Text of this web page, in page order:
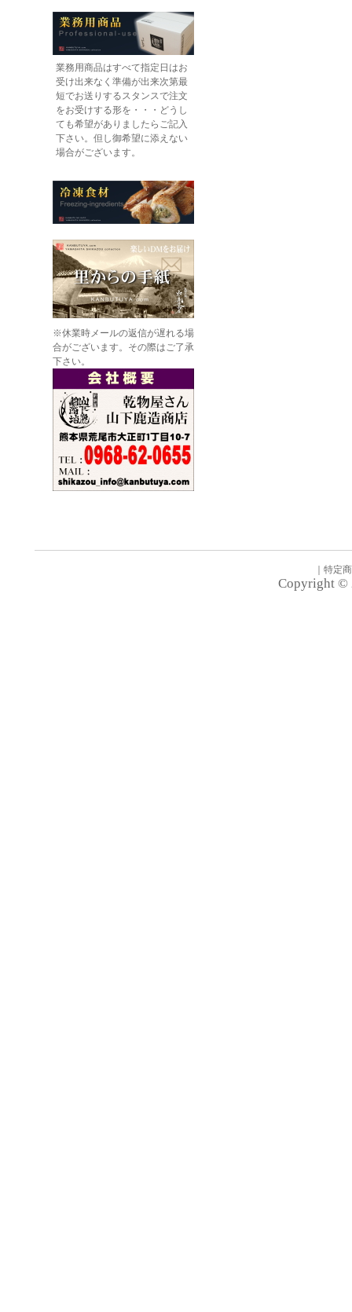
業務用商品はすべて指定日はお
受け出来なく準備が出来次第最
短でお送りするスタンスで注文
をお受けする形を・・・どうし
ても希望がありましたらご記入
下さい。但し御希望に添えない
場合がございます。
※休業時メールの返信が遅れる場
合がございます。その際はご了承
下さい。
特定
Copyright ©